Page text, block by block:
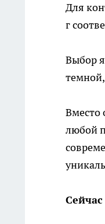
Для
г
Выбор
Вместо
любой